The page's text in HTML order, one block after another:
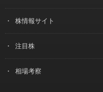
株情報サイト
注目株
相場考察